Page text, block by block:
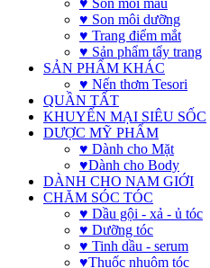
♥ Son môi màu
♥ Son môi dưỡng
♥ Trang điểm mắt
♥ Sản phẩm tẩy trang
SẢN PHẨM KHÁC
♥ Nến thơm Tesori
QUẦN TẤT
KHUYẾN MẠI SIÊU SỐC
DƯỢC MỸ PHẨM
♥ Dành cho Mặt
♥Dành cho Body
DÀNH CHO NAM GIỚI
CHĂM SÓC TÓC
♥ Dầu gội - xả - ủ tóc
♥ Dưỡng tóc
♥ Tinh dầu - serum
♥Thuốc nhuộm tóc